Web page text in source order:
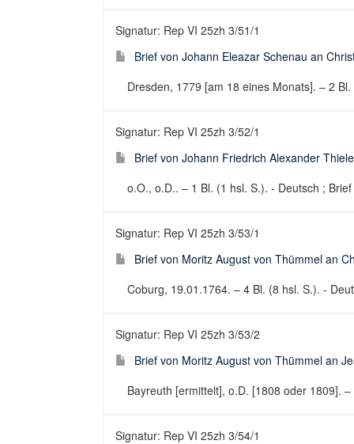
Signatur: Rep VI 25zh 3/51/1
Brief von Johann Eleazar Schenau an
Dresden, 1779 [am 18 eines Monats]. – 2
Signatur: Rep VI 25zh 3/52/1
Brief von Johann Friedrich Alexander
o.O., o.D.. – 1 Bl. (1 hsl. S.). - Deutsch ;
Signatur: Rep VI 25zh 3/53/1
Brief von Moritz August von Thümmel an
Coburg, 19.01.1764. – 4 Bl. (8 hsl. S.). -
Signatur: Rep VI 25zh 3/53/2
Brief von Moritz August von Thümmel an
Bayreuth [ermittelt], o.D. [1808 oder 1809].
Signatur: Rep VI 25zh 3/54/1